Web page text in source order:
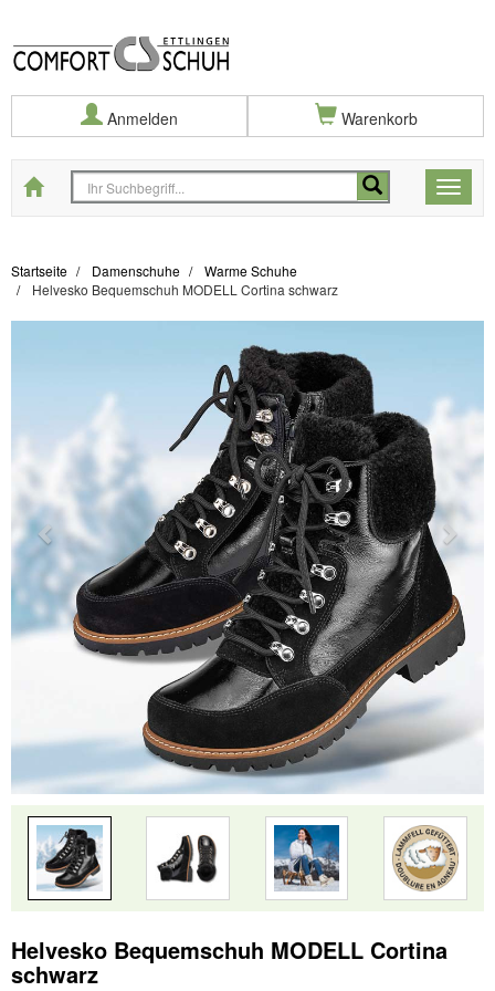
Anmelden Warenkorb
Toggle
Startseite
Startseite Damenschuhe
Warme Schuhe
Helvesko Bequemschuh MODELL Cortina schwarz
Helvesko Bequemschuh MODELL Cortina
schwarz